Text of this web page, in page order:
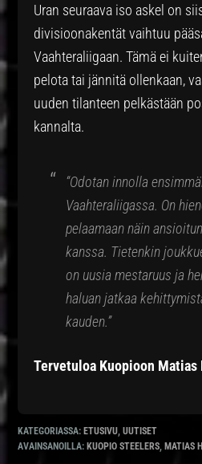
Uran seuraava iso askel on
divisioonakentät vaihtuu
Vaahteraliigaan. Tämä ei
pelota tai jännitä ollenkaan,
uuden tilanteen pelkästään
kannalta.
“Odotan innolla
Vaahteraliigassa. On
pelaamaan näin
kanssa. Tietenkin
on uusia mestaruus ja
haluan jatkaa
kauden.”
Tervetuloa Kuopioon Matias
KATEGORIASSA:ETUSIVU,UUTISET
AVAINSANOILLA:KUOPIO STEELERS,MATIAS